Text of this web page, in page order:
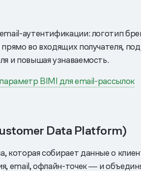
аутентификации: логотип
во входящих получателя,
и повышая узнаваемость.
BIMI для email-рассылок
Data Platform)
которая собирает данные о
email, офлайн-точек ― и